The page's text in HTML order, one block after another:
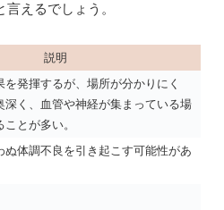
えるでしょう。
説明
発揮するが、場所が分かりにく
深く、血管や神経が集まっている場
とが多い。
ぬ体調不良を引き起こす可能性があ